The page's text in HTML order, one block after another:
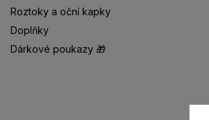
Roztoky a oční kapky
Doplňky
Dárkové poukazy 🎁